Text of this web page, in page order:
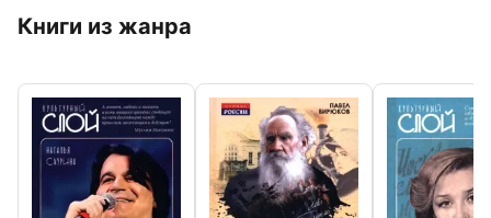
Книги из жанра